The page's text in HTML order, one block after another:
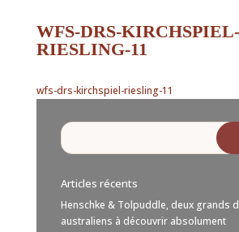
WFS-DRS-KIRCHSPIEL-
RIESLING-11
wfs-drs-kirchspiel-riesling-11
Articles récents
Henschke & Tolpuddle, deux grands
australiens à découvrir absolument